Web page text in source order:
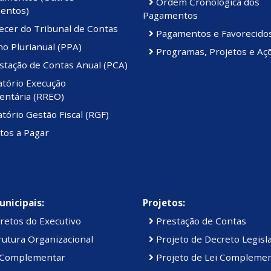
do Tribunal de Contas
Plurianual (PPA)
de Contas Anual (PCA)
Execução
(RREO)
Gestão Fiscal (RGF)
a Pagar
Pagamentos
Pagamentos e
Programas, Projetos e
do Executivo
Organizacional
Projetos:
Prestação de Contas
Projeto de Decreto
Projeto de Lei